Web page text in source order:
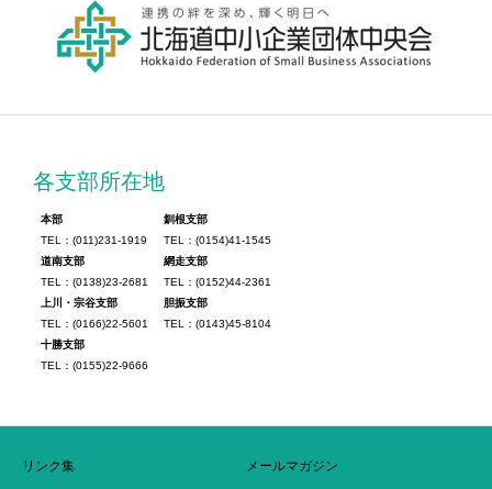
各支部所在地
本部
TEL：(011)231-1919
道南支部
TEL：(0138)23-2681
上川・宗谷支部
TEL：(0166)22-5601
十勝支部
TEL：(0155)22-9666
釧根支部
TEL：(0154)41-1545
網走支部
TEL：(0152)44-2361
胆振支部
TEL：(0143)45-8104
リンク集 メールマガジン